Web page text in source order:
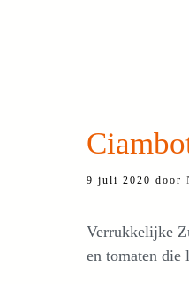
9 juli 2020 door
Verrukkelijke
en tomaten die